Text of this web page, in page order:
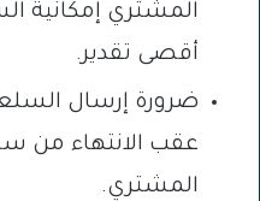
أقصى تقدير.
ضرورة إرسال
عقب الانتهاء من
المشتري.